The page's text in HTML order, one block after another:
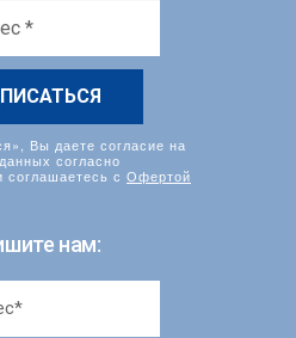
Вы даете согласие на
согласно
соглашаетесь с Офертой
нам: